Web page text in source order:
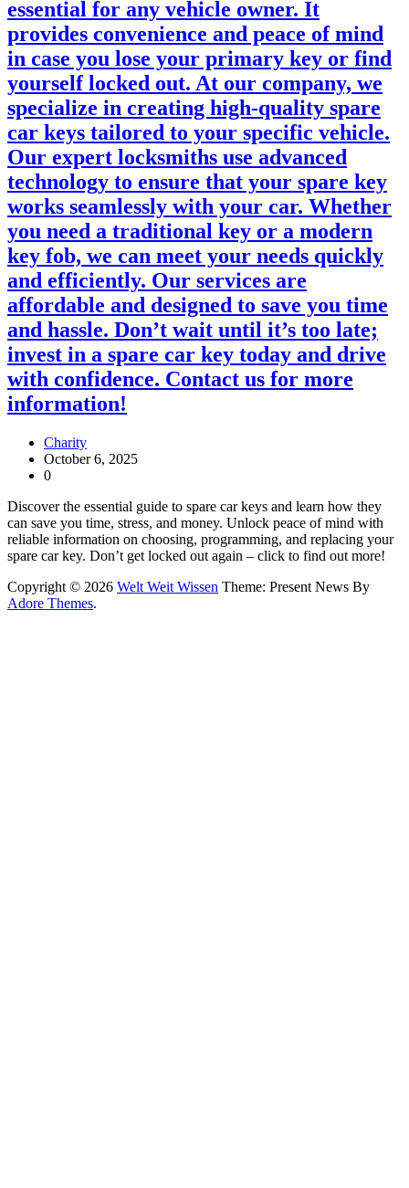
essential for any vehicle owner. It
provides convenience and peace of mind
in case you lose your primary key or find
yourself locked out. At our company, we
specialize in creating high-quality spare
car keys tailored to your specific vehicle.
Our expert locksmiths use advanced
technology to ensure that your spare key
works seamlessly with your car. Whether
you need a traditional key or a modern
key fob, we can meet your needs quickly
and efficiently. Our services are
affordable and designed to save you time
and hassle. Don’t wait until it’s too late;
invest in a spare car key today and drive
with confidence. Contact us for more
information!
Charity
October 6, 2025
0
Discover the essential guide to spare car keys and learn how they
can save you time, stress, and money. Unlock peace of mind with
reliable information on choosing, programming, and replacing your
spare car key. Don’t get locked out again – click to find out more!
Copyright © 2026 Welt Weit Wissen Theme: Present News By
Adore Themes.